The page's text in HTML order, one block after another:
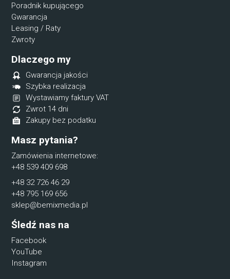
Poradnik kupującego
Gwarancja
Leasing / Raty
Zwroty
Dlaczego my
Gwarancja jakości
Szybka realizacja
Wystawiamy faktury VAT
Zwrot 14 dni
Zakupy bez podatku
Masz pytania?
Zamówienia internetowe:
+48 539 409 698
+48 32 726 46 29
+48 795 169 656
sklep@bemixmedia.pl
Śledź nas na
Facebook
YouTube
Instagram